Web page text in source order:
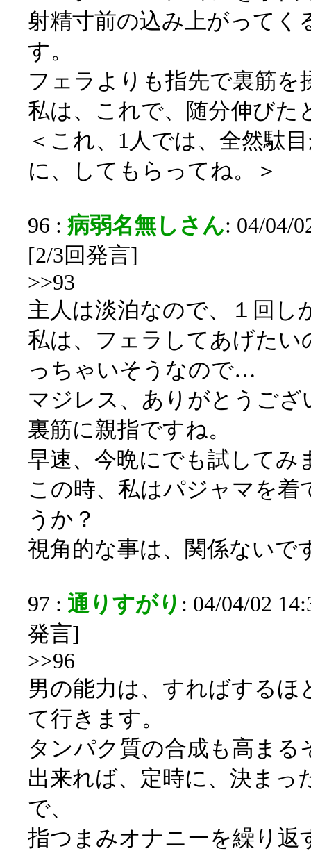
射精寸前の込み上がってく
す。
フェラよりも指先で裏筋を
私は、これで、随分伸びた
＜これ、1人では、全然駄
に、してもらってね。＞
96 : 病弱名無しさん: 04/04/
[2/3回発言]
>>93
主人は淡泊なので、１回し
私は、フェラしてあげた
っちゃいそうなので…
マジレス、ありがとうござ
裏筋に親指ですね。
早速、今晩にでも試してみ
この時、私はパジャマを
うか？
視角的な事は、関係ないで
97 : 通りすがり : 04/04/02
発言]
>>96
男の能力は、すればするほ
て行きます。
タンパク質の合成も高まる
出来れば、定時に、決まっ
で、
指つまみオナニーを繰り返